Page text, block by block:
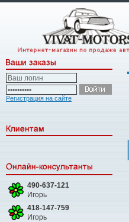
Регистрация на сайте
490-637-121
Игорь
418-147-759
Игорь